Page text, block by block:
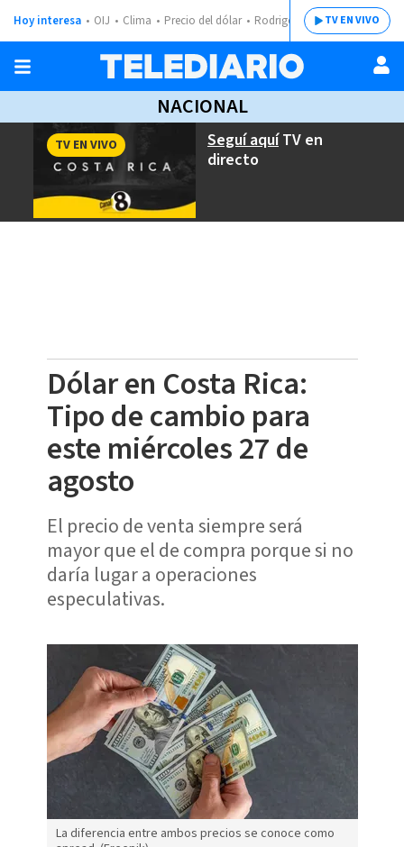
Hoy interesa OIJ Clima Precio del dólar Rodrigo ChavesTV EN VIVO
NACIONAL
Seguí aquíTV en
directo
TV EN VIVO
Dólar en Costa Rica:
Tipo de cambio para
este miércoles 27 de
agosto
El precio de venta siempre será
mayor que el de compra porque si no
daría lugar a operaciones
especulativas.
La diferencia entre ambos precios se conoce como